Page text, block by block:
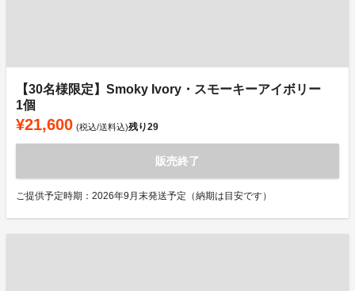
【30名様限定】Smoky Ivory・スモーキーアイボリー
1個
¥21,600 (税込/送料込)残り29
販売終了
ご提供予定時期：2026年9月末発送予定（納期は目安です）